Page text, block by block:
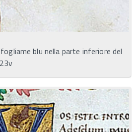
blu nella parte inferiore del